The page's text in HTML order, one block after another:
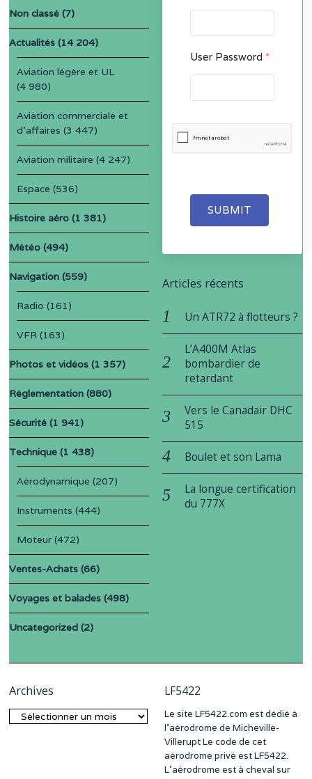
User Password *
SUBMIT
Non classé (7)
Actualités (14 204)
Aviation légère et UL
(4 980)
Aviation commerciale et
d'affaires (3 447)
Aviation militaire (4 247)
Espace (536)
Histoire aéro (1 381)
Météo (494)
Navigation (559)
Radio (161)
VFR (163)
Photos et vidéos (1 357)
Réglementation (880)
Sécurité (1 941)
Technique (1 438)
Aérodynamique (207)
Instruments (444)
Moteur (472)
Ventes-Achats (66)
Voyages et balades (498)
Uncategorized (2)
Articles récents
Un ATR72 à flotteurs ?
L’A400M Atlas
bombardier de
retardant
Vers le Canadair DHC
515
Boulet et son Lama
La longue certification
du 777X
Archives
Archives
LF5422
Le site LF5422.com est dédié à
l’aérodrome de Micheville-
Villerupt Le code de cet
aérodrome privé est LF5422.
L’aérodrome est à cheval sur